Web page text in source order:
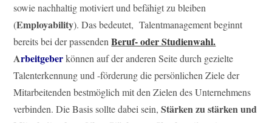
sowie nachhaltig motiviert und befähigt zu bleiben
(Employability). Das bedeutet, Talentmanagement beginnt
bereits bei der passendenBeruf- oder Studienwahl.
Arbeitgeber können auf der anderen Seite durch gezielte
Talenterkennung und -förderung die persönlichen Ziele der
Mitarbeitenden bestmöglich mit den Zielen des Unternehmens
verbinden. Die Basis sollte dabei sein, Stärken zu stärken und